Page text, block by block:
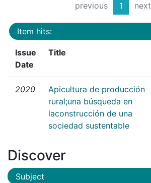
previous 1 next
Item hits:
Issue
Date
Title
2020
Apicultura de producción
rural;una búsqueda en
laconstrucción de una
sociedad sustentable
Discover
Subject